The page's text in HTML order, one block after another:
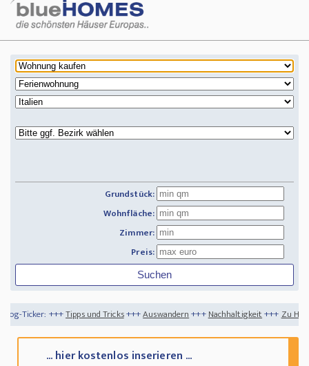
Grundstück:
Wohnfläche:
Zimmer:
Preis:
und Tricks+++Auswandern+++Nachhaltigkeit+++Zu Hause den Herbst in
... hier kostenlos inserieren ...